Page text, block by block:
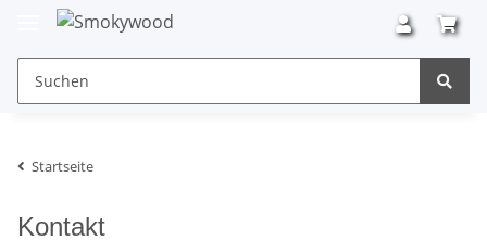
Startseite
Kontakt